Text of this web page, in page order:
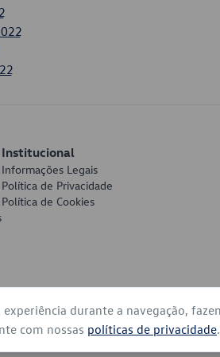
Institucional
Informações Legais
Política de Privacidade
Política de Cookies
Brasil - Todos os direitos reservados
durante a navegação,
com nossas políticas de privacidade.